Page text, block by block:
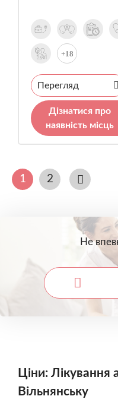
+18
Перегляд
Дізнатися про
наявність місць
1 2
Не
Ціни: Лікування
Вільнянську